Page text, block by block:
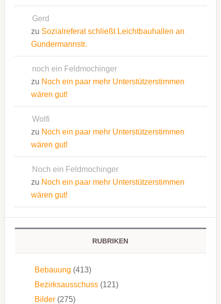
Gerd
zu Sozialreferat schließt Leichtbauhallen an
Gundermannstr.
noch ein Feldmochinger
zu Noch ein paar mehr Unterstützerstimmen
wären gut!
Wolfi
zu Noch ein paar mehr Unterstützerstimmen
wären gut!
Noch ein Feldmochinger
zu Noch ein paar mehr Unterstützerstimmen
wären gut!
RUBRIKEN
Bebauung (413)
Bezirksausschuss(121)
Bilder(275)